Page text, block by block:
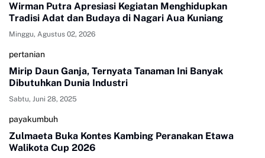
Wirman Putra Apresiasi Kegiatan Menghidupkan
Tradisi Adat dan Budaya di Nagari Aua Kuniang
Minggu, Agustus 02, 2026
pertanian
Mirip Daun Ganja, Ternyata Tanaman Ini Banyak
Dibutuhkan Dunia Industri
Sabtu, Juni 28, 2025
payakumbuh
Zulmaeta Buka Kontes Kambing Peranakan Etawa
Walikota Cup 2026